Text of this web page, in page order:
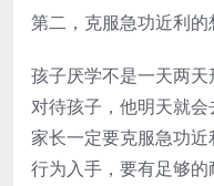
第二，克服急功近利的
孩子厌学不是一天两
对待孩子，他明天就会
家长一定要克服急功
行为入手，要有足够